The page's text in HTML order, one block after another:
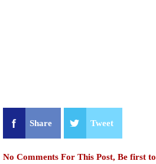
Share Tweet
No Comments For This Post, Be first